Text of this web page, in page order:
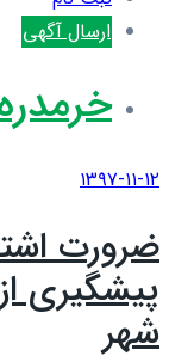
ارسال آگهی
۱۳۹۷-۱۱-۱۲
ضرورت
پیشگیری
شهر